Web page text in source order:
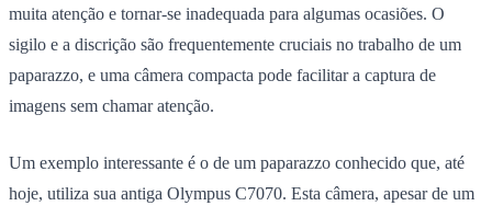
muita atenção e tornar-se inadequada para algumas ocasiões. O
sigilo e a discrição são frequentemente cruciais no trabalho de um
paparazzo, e uma câmera compacta pode facilitar a captura de
imagens sem chamar atenção.
Um exemplo interessante é o de um paparazzo conhecido que, até
hoje, utiliza sua antiga Olympus C7070. Esta câmera, apesar de um